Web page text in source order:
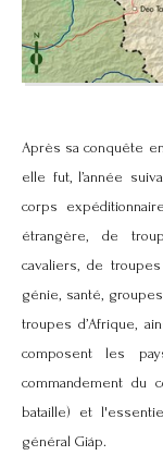
Après sa conquête
elle fut, l’année
corps
étrangère, de
cavaliers, de
génie, santé,
troupes d’Afrique,
composent les
commandement du
bataille) et
général Giáp.